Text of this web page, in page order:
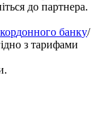
іться до партнера.
кордонного банку/
ідно з тарифами
.